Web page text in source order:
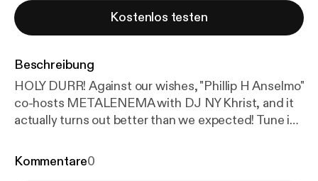
Kostenlos testen
Beschreibung
HOLY DURR! Against our wishes, "Phillip H Anselmo"
co-hosts METALENEMA with DJ NY Khrist, and it
actually turns out better than we expected! Tune in
voices impersonated.***
Kommentare0